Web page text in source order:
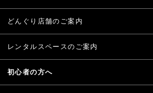
どんぐり店舗のご案内
レンタルスペースのご案内
初心者の方へ